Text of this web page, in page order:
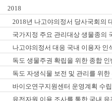
2018
2018년 나고야의정서 당사국회의
국가지정 주요 관리대상 생물종의
나고야의정서 대응 국내 이용자 인
독도 생물주권 확립을 위한 종합
독도 자생식물 보전 및 관리를 위
바이오연구지원센터 운영계획 수
유전자원 이용 조사를 통한 국내